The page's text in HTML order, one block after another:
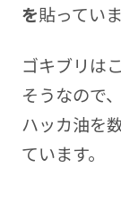
を貼っていま
ゴキブリは
そうなので
ハッカ油を
ています。